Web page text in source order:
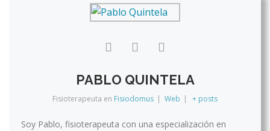
PABLO QUINTELA
Fisioterapeuta en Fisiodomus | Web | + posts
Soy Pablo, fisioterapeuta con una especialización en